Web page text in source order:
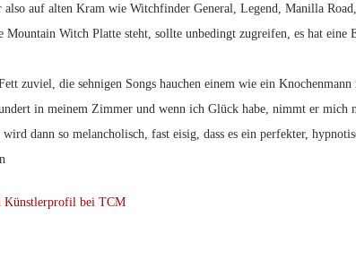
also auf alten Kram wie Witchfinder General, Legend, Manilla
Mountain Witch Platte steht, sollte unbedingt zugreifen, es hat
zuviel, die sehnigen Songs hauchen einem wie ein
in meinem Zimmer und wenn ich Glück habe, nimmt er
dann so melancholisch, fast eisig, dass es ein perfekter,
Künstlerprofil bei TCM